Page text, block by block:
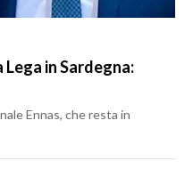
in Sardegna:
Ennas, che resta in